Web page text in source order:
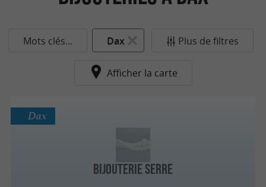
Mots clés... Dax Plus de filtres
Afficher la carte
Bijouterie Serre
Dax